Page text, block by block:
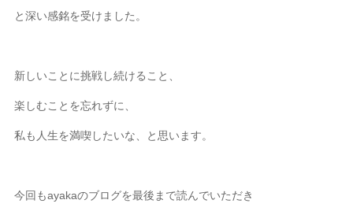
と深い感銘を受けました。
新しいことに挑戦し続けること、
楽しむことを忘れずに、
私も人生を満喫したいな、と思います。
今回もayakaのブログを最後まで読んでいただき